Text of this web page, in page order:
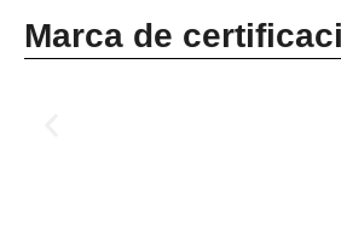
Marca de